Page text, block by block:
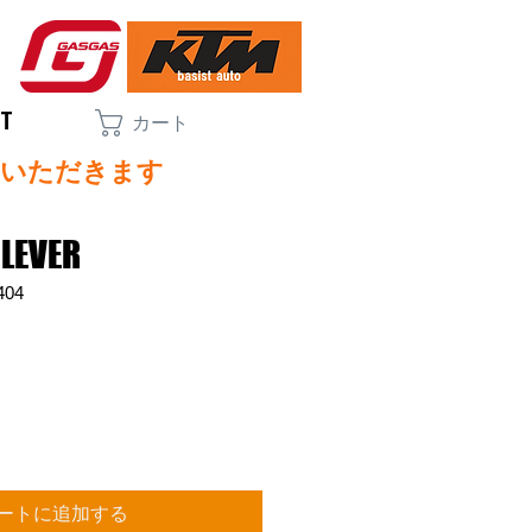
カート
ただきます
トに追加する